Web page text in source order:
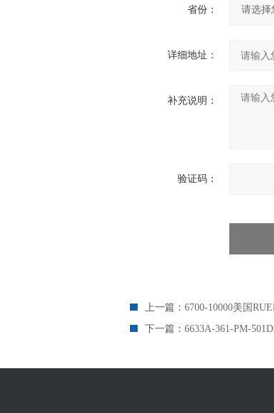
省份：
详细地址：
补充说明：
验证码：
上一篇： 6700-10000美国
下一篇： 6633A-361-PM-